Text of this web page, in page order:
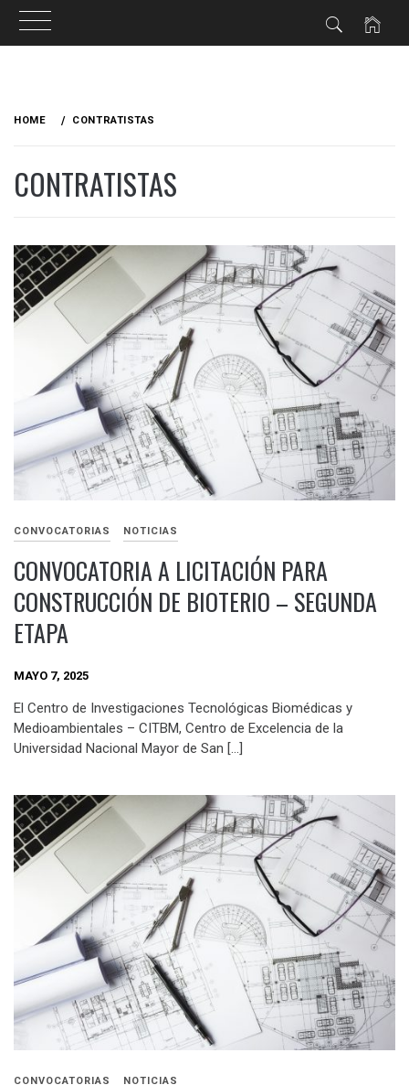
HOME CONTRATISTAS
CONTRATISTAS
CONVOCATORIAS NOTICIAS
CONVOCATORIA A LICITACIÓN PARA
CONSTRUCCIÓN DE BIOTERIO – SEGUNDA
ETAPA
MAYO 7, 2025
El Centro de Investigaciones Tecnológicas Biomédicas y
Medioambientales – CITBM, Centro de Excelencia de la
Universidad Nacional Mayor de San […]
CONVOCATORIAS NOTICIAS